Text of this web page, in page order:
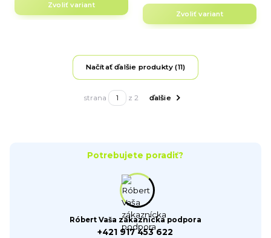
Zvoliť variant
Zvoliť variant
Načítať ďalšie produkty (11)
strana z 2 ďalšie
Potrebujete poradiť?
Róbert Vaša zákaznícka podpora
+421 917 453 622